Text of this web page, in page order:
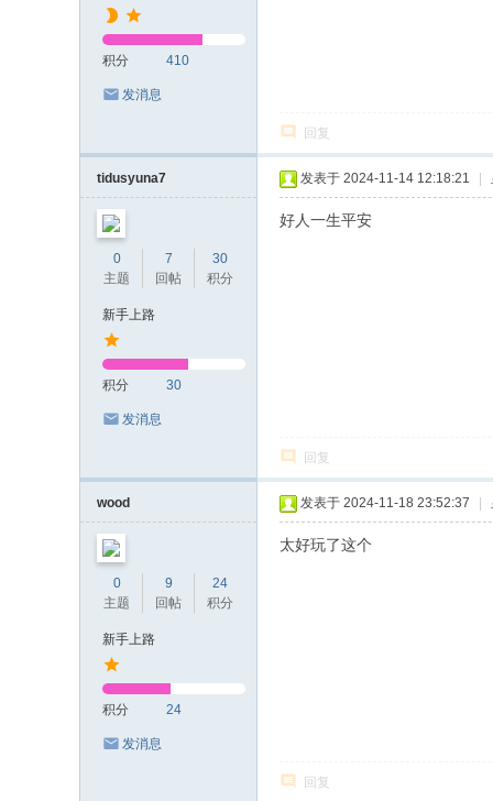
积分 410
发消息
回复
tidusyuna7
0
主题
7
回帖
30
积分
新手上路
积分 30
发消息
发表于 2024-11-14 12:18:21
好人一生平安
回复
wood
0
主题
9
回帖
24
积分
新手上路
积分 24
发消息
发表于 2024-11-18 23:52:37
太好玩了这个
回复